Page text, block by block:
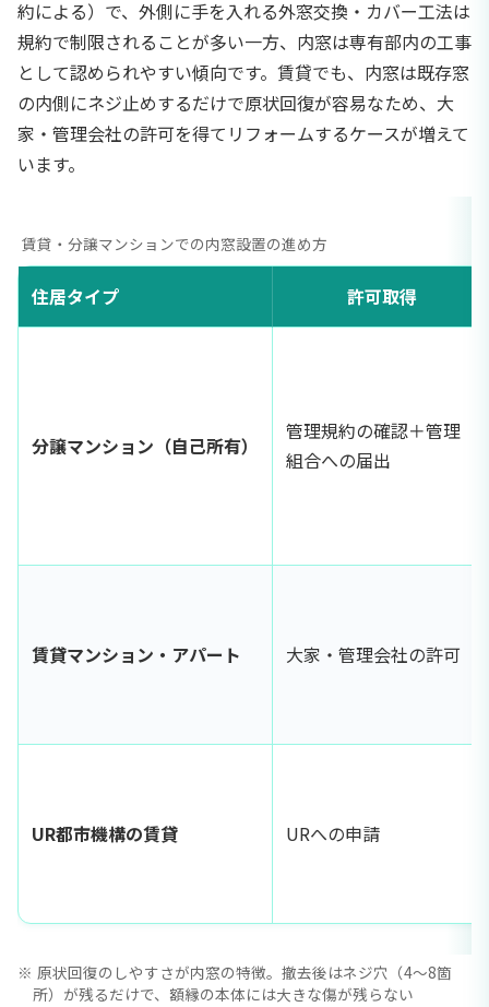
約による）で、外側に手を入れる外窓交換・カバー工法は
規約で制限されることが多い一方、内窓は専有部内の工事
として認められやすい傾向です。賃貸でも、内窓は既存窓
の内側にネジ止めするだけで原状回復が容易なため、大
家・管理会社の許可を得てリフォームするケースが増えて
います。
賃貸・分譲マンションでの内窓設置の進め方
住居タイプ 許可取得
分譲マンション（自己所有）
管理規約の確認＋管理
組合への届出
賃貸マンション・アパート 大家・管理会社の許可
UR都市機構の賃貸 URへの申請
原状回復のしやすさが内窓の特徴。撤去後はネジ穴（4〜8箇
所）が残るだけで、額縁の本体には大きな傷が残らない